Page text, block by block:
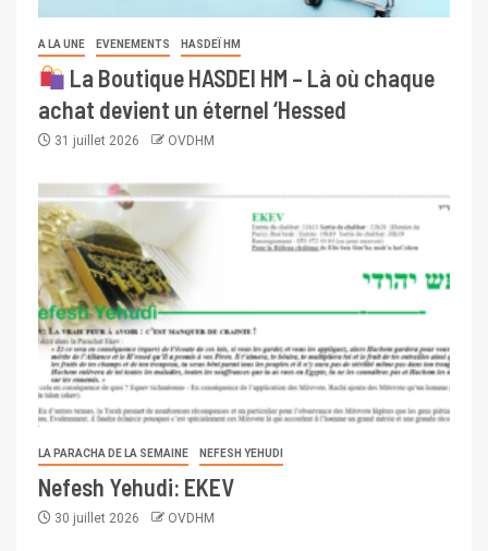
A LA UNE EVENEMENTS HASDEÏ HM
La Boutique HASDEI HM – Là où chaque
achat devient un éternel ‘Hessed
31 juillet 2026 OVDHM
LA PARACHA DE LA SEMAINE NEFESH YEHUDI
Nefesh Yehudi: EKEV
30 juillet 2026 OVDHM